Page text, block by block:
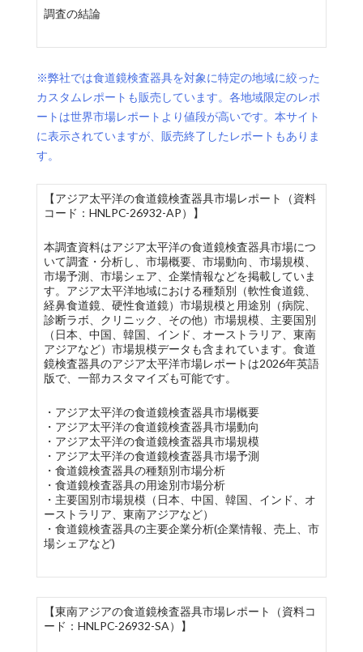
調査の結論
※弊社では食道鏡検査器具を対象に特定の地域に絞った
カスタムレポートも販売しています。各地域限定のレポ
ートは世界市場レポートより値段が高いです。本サイト
に表示されていますが、販売終了したレポートもありま
す。
【アジア太平洋の食道鏡検査器具市場レポート（資料
コード：HNLPC-26932-AP）】
本調査資料はアジア太平洋の食道鏡検査器具市場につ
いて調査・分析し、市場概要、市場動向、市場規模、
市場予測、市場シェア、企業情報などを掲載していま
す。アジア太平洋地域における種類別（軟性食道鏡、
経鼻食道鏡、硬性食道鏡）市場規模と用途別（病院、
診断ラボ、クリニック、その他）市場規模、主要国別
（日本、中国、韓国、インド、オーストラリア、東南
アジアなど）市場規模データも含まれています。食道
鏡検査器具のアジア太平洋市場レポートは2026年英語
版で、一部カスタマイズも可能です。
・アジア太平洋の食道鏡検査器具市場概要
・アジア太平洋の食道鏡検査器具市場動向
・アジア太平洋の食道鏡検査器具市場規模
・アジア太平洋の食道鏡検査器具市場予測
・食道鏡検査器具の種類別市場分析
・食道鏡検査器具の用途別市場分析
・主要国別市場規模（日本、中国、韓国、インド、オ
ーストラリア、東南アジアなど）
・食道鏡検査器具の主要企業分析(企業情報、売上、市
場シェアなど)
【東南アジアの食道鏡検査器具市場レポート（資料コ
ード：HNLPC-26932-SA）】